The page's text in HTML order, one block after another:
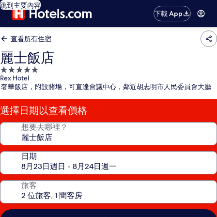
跳到主要內容
下載 App
查看所有住宿
麗士飯店
5.0
星
級
住
宿
Rex Hotel
奢華飯店，附設賭場，可直達會議中心，鄰近胡志明市人民委員會大廳
選擇日期以查看價格
想要去哪裡？
日期
旅客